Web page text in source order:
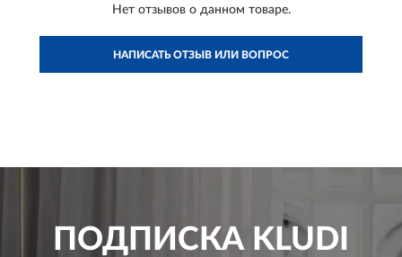
Нет отзывов о данном товаре.
НАПИСАТЬ ОТЗЫВ ИЛИ ВОПРОС
ПОДПИСКА KLUDI